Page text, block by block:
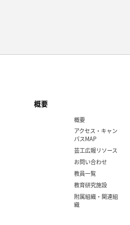
概要
概要
アクセス・キャン
パスMAP
芸工広報リソース
お問い合わせ
教員一覧
教育研究施設
附属組織・関連組
織